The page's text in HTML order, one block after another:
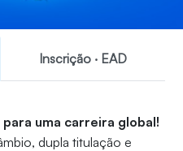
Inscrição ‧ EAD
uma carreira global!
dupla titulação e